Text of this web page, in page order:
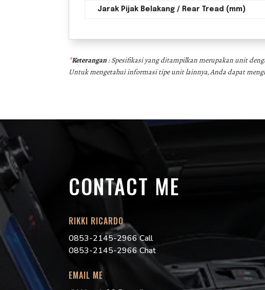
Jarak Pijak Belakang / Rear Tread (mm)
*Keterangan: Spesifikasi yang ditampilkan merupakan unit
Untuk mengetahui informasi tipe unit lainnya, Anda dapat
CONTACT ME
RIKKI RICARDO
0853-2145-2966 Call
0853-2145-2966 Chat
EMAIL ME